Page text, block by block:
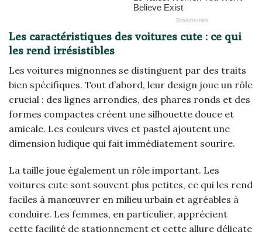
Les caractéristiques des voitures cute : ce qui
les rend irrésistibles
Les voitures mignonnes se distinguent par des traits
bien spécifiques. Tout d’abord, leur design joue un rôle
crucial : des lignes arrondies, des phares ronds et des
formes compactes créent une silhouette douce et
amicale. Les couleurs vives et pastel ajoutent une
dimension ludique qui fait immédiatement sourire.
La taille joue également un rôle important. Les
voitures cute sont souvent plus petites, ce qui les rend
faciles à manœuvrer en milieu urbain et agréables à
conduire. Les femmes, en particulier, apprécient
cette facilité de stationnement et cette allure délicate